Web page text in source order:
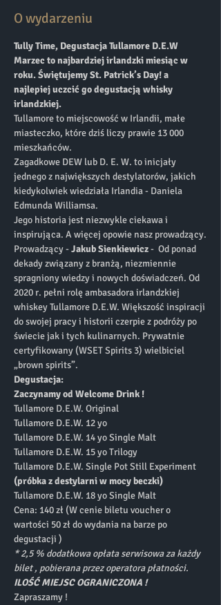
O wydarzeniu
Tully Time, Degustacja Tullamore D.E.W
Marzec to najbardziej irlandzki miesiąc w
roku. Świętujemy St. Patrick’s Day! a
najlepiej uczcić go degustacją whisky
irlandzkiej.
Tullamore to miejscowość w Irlandii, małe
miasteczko, które dziś liczy prawie 13 000
mieszkańców.
Zagadkowe DEW lub D. E. W. to inicjały
jednego z największych destylatorów, jakich
kiedykolwiek wiedziała Irlandia - Daniela
Edmunda Williamsa.
Jego historia jest niezwykle ciekawa i
inspirująca. A więcej opowie nasz prowadzący.
Prowadzący - Jakub Sienkiewicz -  Od ponad
dekady związany z branżą, niezmiennie
spragniony wiedzy i nowych doświadczeń. Od
2020 r. pełni rolę ambasadora irlandzkiej
whiskey Tullamore D.E.W. Większość inspiracji
do swojej pracy i historii czerpie z podróży po
świecie jak i tych kulinarnych. Prywatnie
certyfikowany (WSET Spirits 3) wielbiciel
„brown spirits”.
Degustacja:
Zaczynamy od Welcome Drink !
Tullamore D.E.W. Original
Tullamore D.E.W. 12 yo
Tullamore D.E.W. 14 yo Single Malt
Tullamore D.E.W. 15 yo Trilogy
Tullamore D.E.W. Single Pot Still Experiment
(próbka z destylarni w mocy beczki)
Tullamore D.E.W. 18 yo Single Malt
Cena: 140 zł (W cenie biletu voucher o
wartości 50 zł do wydania na barze po
degustacji )
* 2,5 % dodatkowa opłata serwisowa za każdy
bilet , pobierana przez operatora płatności.
ILOŚĆ MIEJSC OGRANICZONA !
Zapraszamy !